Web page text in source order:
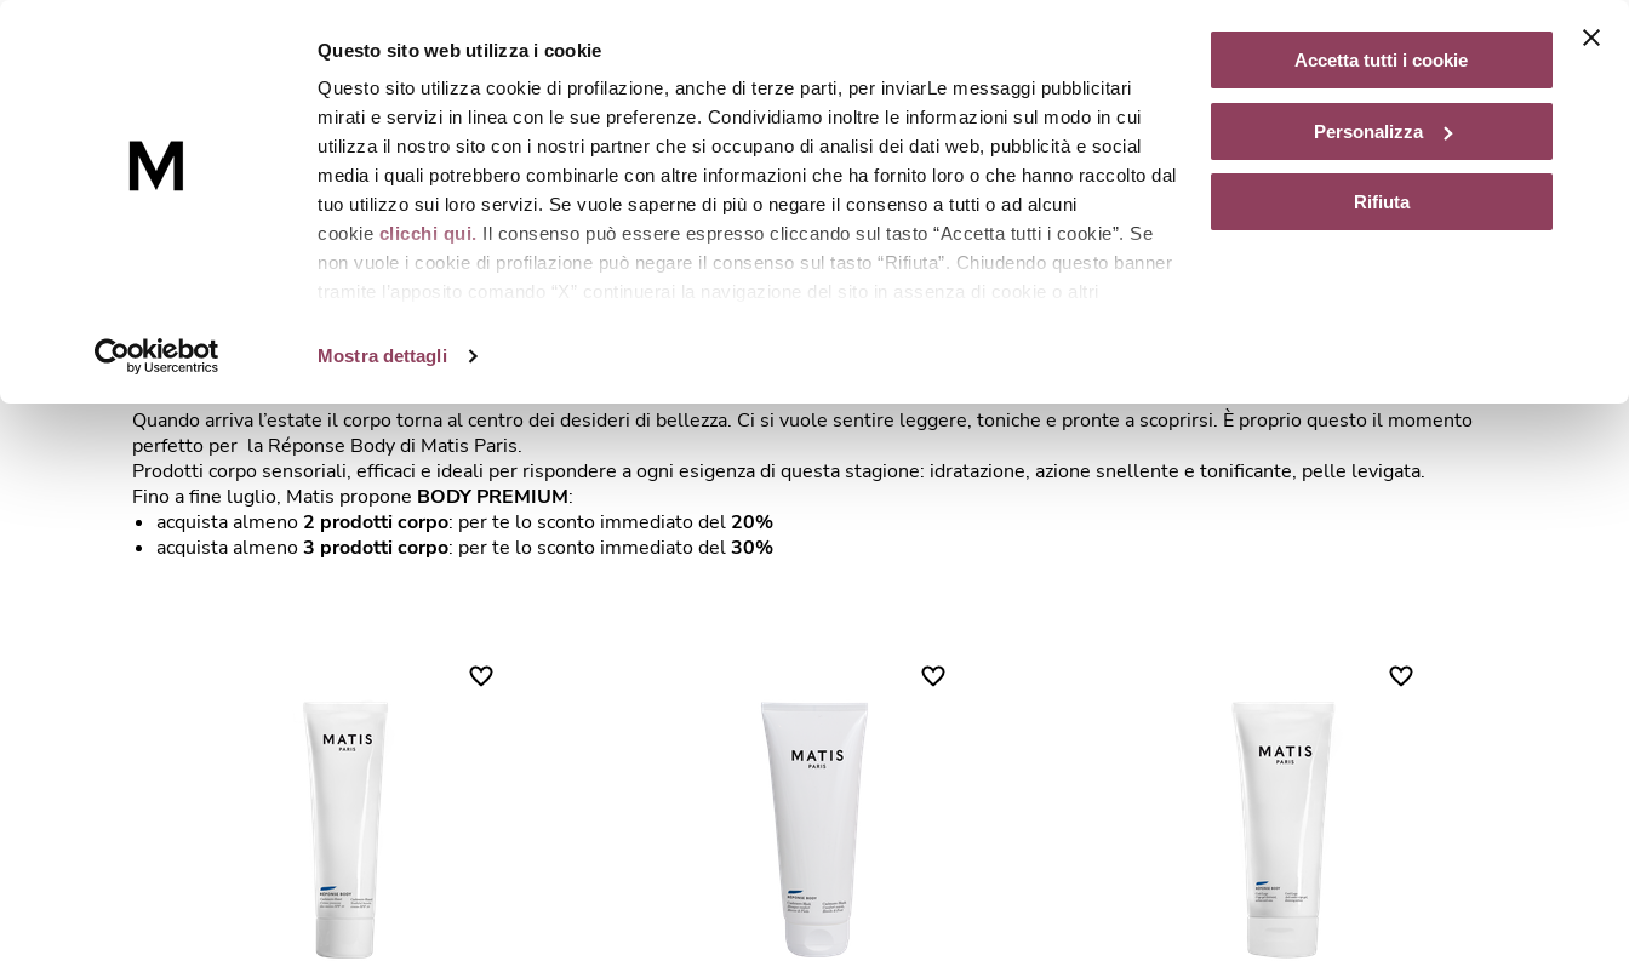
Questo sito web utilizza i cookie
Questo sito utilizza cookie di profilazione, anche di terze parti, per inviarLe messaggi pubblicitari
mirati e servizi in linea con le sue preferenze. Condividiamo inoltre le informazioni sul modo in cui
utilizza il nostro sito con i nostri partner che si occupano di analisi dei dati web, pubblicità e social
media i quali potrebbero combinarle con altre informazioni che ha fornito loro o che hanno raccolto dal
tuo utilizzo sui loro servizi. Se vuole saperne di più o negare il consenso a tutti o ad alcuni
cookie clicchi qui. Il consenso può essere espresso cliccando sul tasto “Accetta tutti i cookie”. Se
non vuole i cookie di profilazione può negare il consenso sul tasto “Rifiuta”. Chiudendo questo banner
tramite l’apposito comando “X” continuerai la navigazione del sito in assenza di cookie o altri
Mostra dettagli
Accetta tutti i cookie
Personalizza
Rifiuta
Skincare Linee Trattamenti Centri estetici Matis Paris Magazine
Promo Body Premium
PROMO BODY PREMIUM
Quando arriva l’estate il corpo torna al centro dei desideri di bellezza. Ci si vuole sentire leggere, toniche e pronte a scoprirsi. È proprio questo il momento
perfetto per la Réponse Body di Matis Paris.
Prodotti corpo sensoriali, efficaci e ideali per rispondere a ogni esigenza di questa stagione: idratazione, azione snellente e tonificante, pelle levigata.
Fino a fine luglio, Matis propone BODY PREMIUM:
acquista almeno 2 prodotti corpo: per te lo sconto immediato del 20%
acquista almeno3 prodotti corpo: per te lo sconto immediato del30%